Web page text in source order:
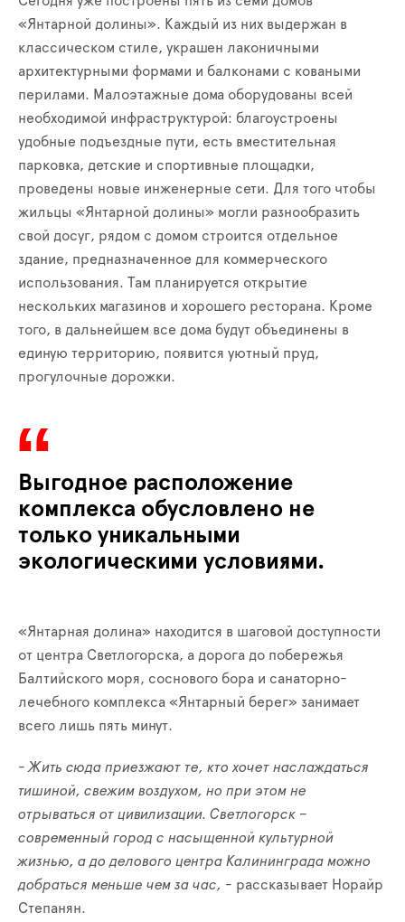
«Янтарной долины». Каждый из них выдержан в
классическом стиле, украшен лаконичными
архитектурными формами и балконами с коваными
перилами. Малоэтажные дома оборудованы всей
необходимой инфраструктурой: благоустроены
удобные подъездные пути, есть вместительная
парковка, детские и спортивные площадки,
проведены новые инженерные сети. Для того чтобы
жильцы «Янтарной долины» могли разнообразить
свой досуг, рядом с домом строится отдельное
здание, предназначенное для коммерческого
использования. Там планируется открытие
нескольких магазинов и хорошего ресторана. Кроме
того, в дальнейшем все дома будут объединены в
единую территорию, появится уютный пруд,
прогулочные дорожки.
Выгодное расположение
комплекса обусловлено не
только уникальными
экологическими условиями.
«Янтарная долина» находится в шаговой доступности
от центра Светлогорска, а дорога до побережья
Балтийского моря, соснового бора и санаторно-
лечебного комплекса «Янтарный берег» занимает
всего лишь пять минут.
-Жить сюда приезжают те, кто хочет наслаждаться
тишиной, свежим воздухом, но при этом не
отрываться от цивилизации. Светлогорск –
современный город с насыщенной культурной
жизнью, а до делового центра Калининграда можно
добраться меньше чем за час, - рассказывает Норайр
Степанян.